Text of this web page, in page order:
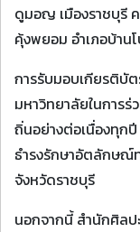
ดูมอญ เมืองราชบุรี
คุ้งพยอม อำเภอบ้าน
การรับมอบเกียรติบั
มหาวิทยาลัยในการ
ถิ่นอย่างต่อเนื่องทุก
ธำรงรักษาอัตลักษณ์
จังหวัดราชบุรี
นอกจากนี้ สำนักศิล